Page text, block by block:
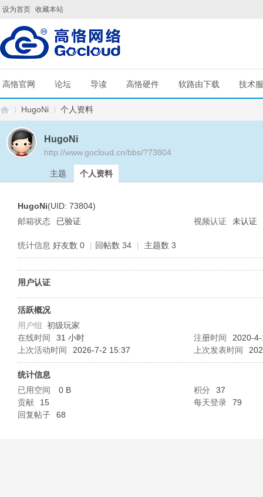
设为首页 收藏本站
高恪官网 论坛 导读 高恪硬件 软路由下载 技术
HugoNi 个人资料
HugoNi
http://www.gocloud.cn/bbs/?73804
主题 个人资料
HugoNi(UID: 73804)
邮箱状态
已验证 视频认证 未认证
统计信息 好友数 0 | 回帖数 34 | 主题数 3
用户认证
活跃概况
用户组 初级玩家
在线时间
31 小时 注册时间
2020-
上次活动时间
2026-7-2 15:37 上次发表时间
统计信息
已用空间
0 B 积分
37
贡献
15 每天登录
79
回复帖子
68